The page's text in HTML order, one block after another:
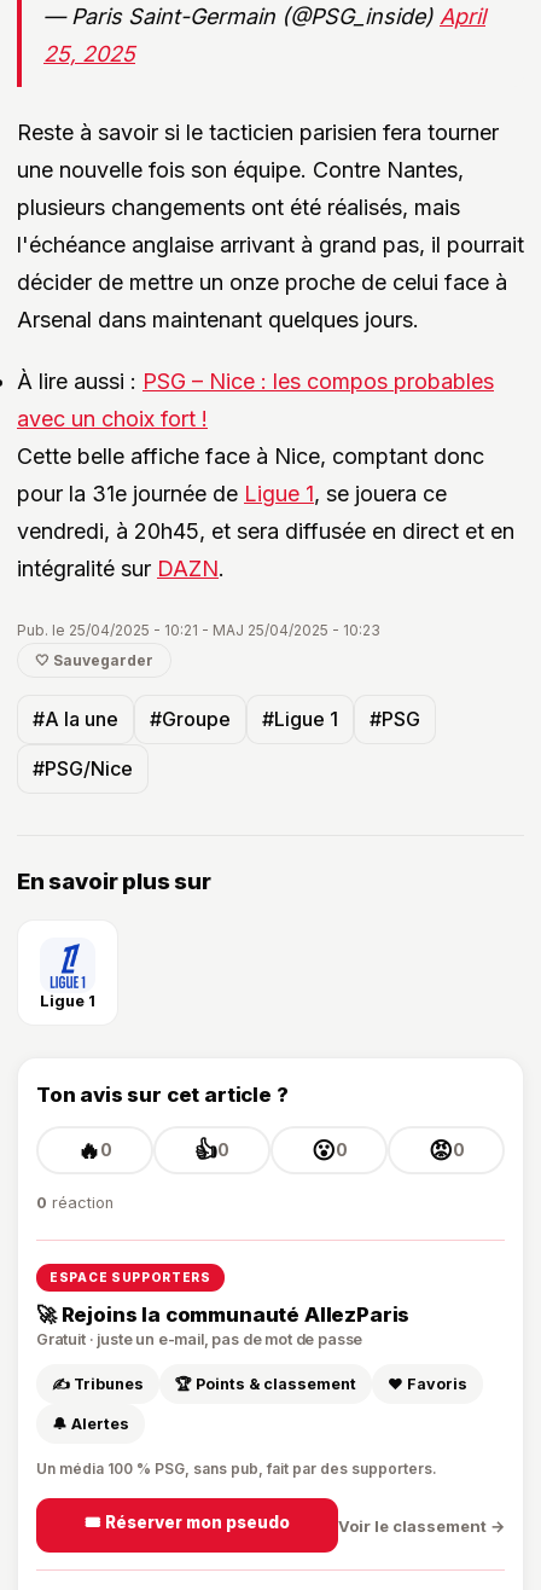
— Paris Saint-Germain (@PSG_inside) April
25, 2025
Reste à savoir si le tacticien parisien fera tourner
une nouvelle fois son équipe. Contre Nantes,
plusieurs changements ont été réalisés, mais
l'échéance anglaise arrivant à grand pas, il pourrait
décider de mettre un onze proche de celui face à
Arsenal dans maintenant quelques jours.
À lire aussi : PSG – Nice : les compos probables
avec un choix fort !
Cette belle affiche face à Nice, comptant donc
pour la 31e journée de Ligue 1, se jouera ce
vendredi, à 20h45, et sera diffusée en direct et en
intégralité sur DAZN.
Pub. le 25/04/2025 - 10:21 - MAJ 25/04/2025 - 10:23
🤍 Sauvegarder
#A la une #Groupe #Ligue 1 #PSG
#PSG/Nice
En savoir plus sur
Ligue 1
Ton avis sur cet article ?
🔥0 👍0 😮0 😡0
0 réaction
ESPACE SUPPORTERS
🚀 Rejoins la communauté AllezParis
Gratuit · juste un e-mail, pas de mot de passe
✍️ Tribunes 🏆 Points & classement ❤️ Favoris
🔔 Alertes
Un média 100 % PSG, sans pub, fait par des supporters.
🎟️ Réserver mon pseudo Voir le classement →